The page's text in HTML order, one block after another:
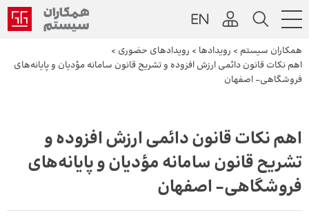
همکاران سیستم > رویداد‌ها > رویدادهای حضوری >
اهم نکات قانون دائمی ارزش افزوده و تشریح قانون سامانه مؤدیان و پایانه‌های
فروشگاهی- اصفهان
اهم نکات قانون دائمی ارزش افزوده و
تشریح قانون سامانه مؤدیان و پایانه‌های
فروشگاهی- اصفهان